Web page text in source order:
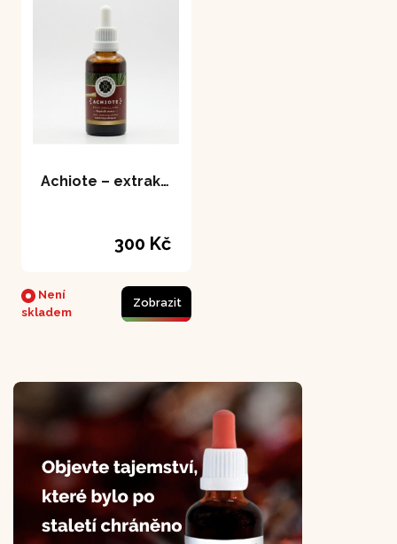
Achiote – extrakt 50 ml
300 Kč
Není
skladem
Zobrazit